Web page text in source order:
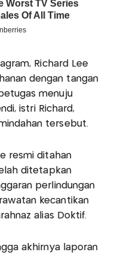
Richard Lee
dengan tangan
menuju
istri Richard,
tersebut.
resmi ditahan
ditetapkan
perlindungan
kecantikan
alias Doktif.
akhirnya laporan